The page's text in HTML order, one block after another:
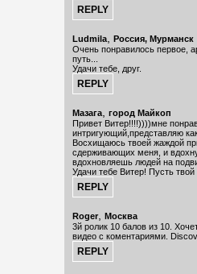
Ludmila, Россия, Мурманск
Очень понравилось первое,
путь...
Удачи тебе, друг.
Мазага, город Майкоп
Привет Витер!!!!))))мне
интригующий,представляю
Восхищаюсь твоей жаждой
сдерживающих меня, и
вдохновляешь людей на
Удачи тебе Витер! Пусть
Roger, Москва
3й ролик 10 балов из 10.
видео с коментариями.